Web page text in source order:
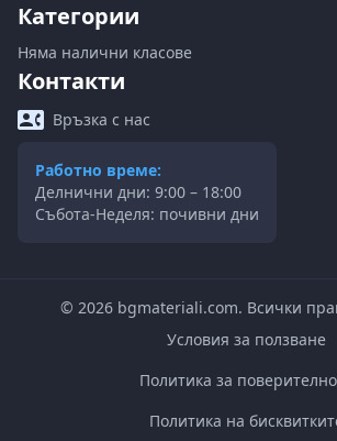
Категории
Няма налични класове
Контакти
Връзка с нас
Работно време:
Делнични дни: 9:00 – 18:00
Събота-Неделя: почивни дни
© 2026bgmateriali.com. Всички
Условия за ползване
Политика за
Политика на